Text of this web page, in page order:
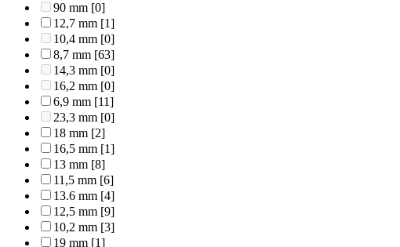
90 mm [0]
12,7 mm [1]
10,4 mm [0]
8,7 mm [63]
14,3 mm [0]
16,2 mm [0]
6,9 mm [11]
23,3 mm [0]
18 mm [2]
16,5 mm [1]
13 mm [8]
11,5 mm [6]
13.6 mm [4]
12,5 mm [9]
10,2 mm [3]
19 mm [1]